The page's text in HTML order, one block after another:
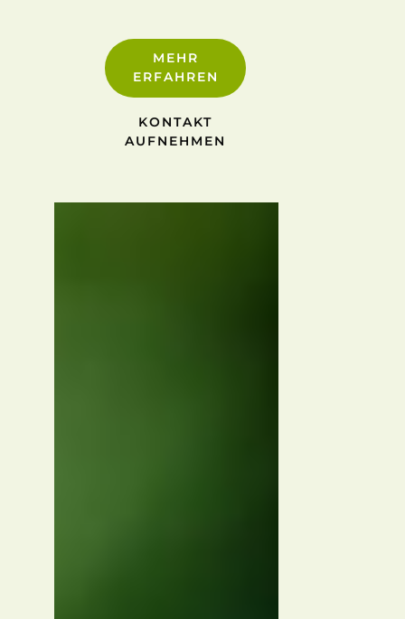
MEHR
ERFAHREN
KONTAKT
AUFNEHMEN